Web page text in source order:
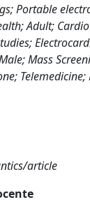
Portable
Adult;
Mass
Telemedicine;
article